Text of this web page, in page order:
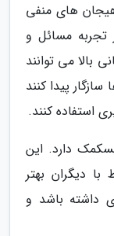
هیجان های منفی
مسائل و
بالا می توانند
پیدا کنند
استفاده کنند.
دارد. این
با دیگران بهتر
داشته باشد و